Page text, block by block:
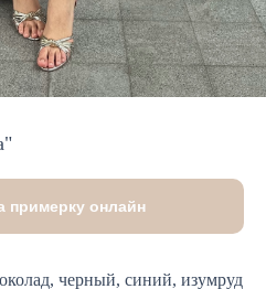
примерку онлайн
черный, синий, изумруд